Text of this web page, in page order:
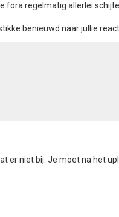
fora regelmatig allerlei
benieuwd naar jullie
er niet bij. Je moet na het